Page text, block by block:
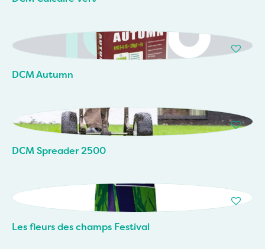
DCM Autumn
DCM Spreader 2500
Les fleurs des champs Festival